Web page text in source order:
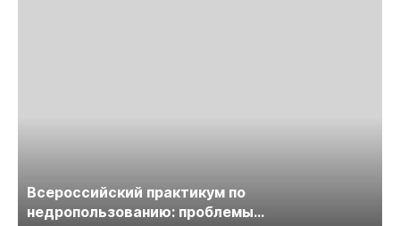
Всероссийский практикум по
недропользованию: проблемы